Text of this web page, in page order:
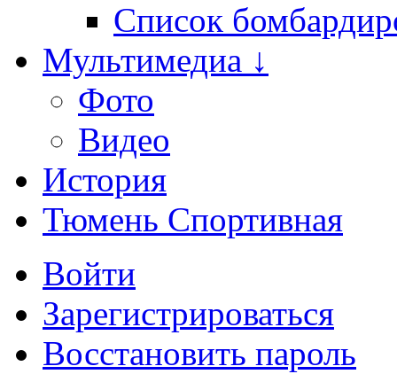
Список
Мультимедиа ↓
Фото
Видео
История
Тюмень Спортивная
Войти
Зарегистрироваться
Восстановить пароль